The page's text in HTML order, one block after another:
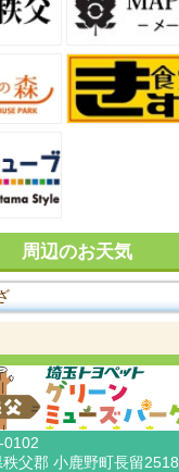
周辺のお天気
0102
父郡 小鹿野町長留2518